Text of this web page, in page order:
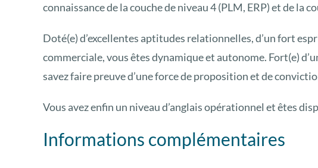
connaissance de la couche de niveau 4 (PLM, ERP) et de
Doté(e) d’excellentes aptitudes relationnelles, d’un fort
commerciale, vous êtes dynamique et autonome. Fort(e)
savez faire preuve d’une force de proposition et de
Vous avez enfin un niveau d’anglais opérationnel et êtes
Informations complémentaires